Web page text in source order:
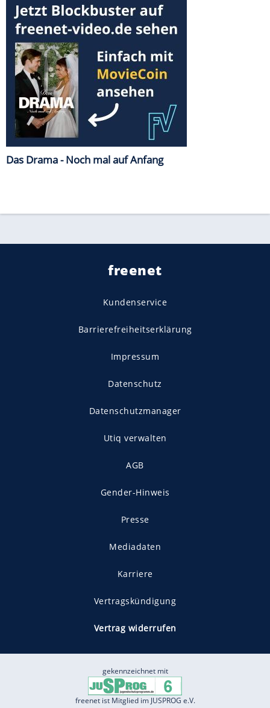
Das Drama - Noch mal auf Anfang
freenet
Kundenservice
Barrierefreiheitserklärung
Impressum
Datenschutz
Datenschutzmanager
Utiq verwalten
AGB
Gender-Hinweis
Presse
Mediadaten
Karriere
Vertragskündigung
Vertrag widerrufen
gekennzeichnet mit
freenet ist Mitglied im JUSPROG e.V.